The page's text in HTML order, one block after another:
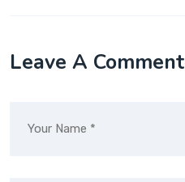
Leave A Comment